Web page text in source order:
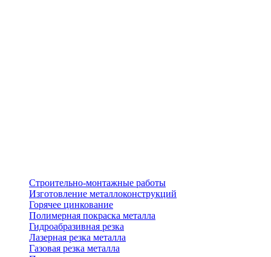
Строительно-монтажные работы
Изготовление металлоконструкций
Горячее цинкование
Полимерная покраска металла
Гидроабразивная резка
Лазерная резка металла
Газовая резка металла